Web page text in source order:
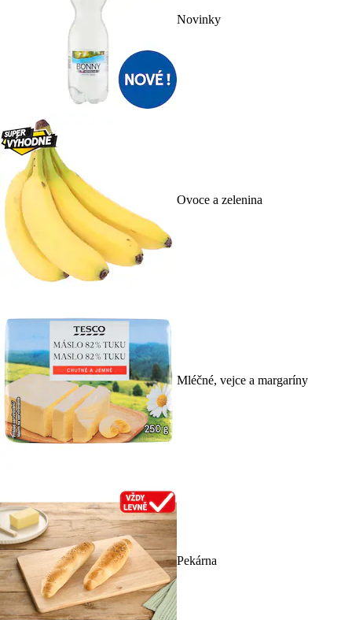
Novinky
Ovoce a zelenina
Mléčné, vejce a margaríny
Pekárna